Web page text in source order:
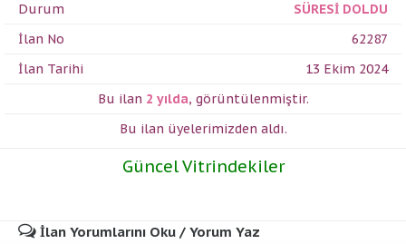
Durum
SÜRESİ DOLDU
İlan No
62287
İlan Tarihi
13 Ekim 2024
Bu ilan 2 yılda, görüntülenmiştir.
Bu ilan üyelerimizden aldı.
Güncel Vitrindekiler
İlan Yorumlarını Oku / Yorum Yaz